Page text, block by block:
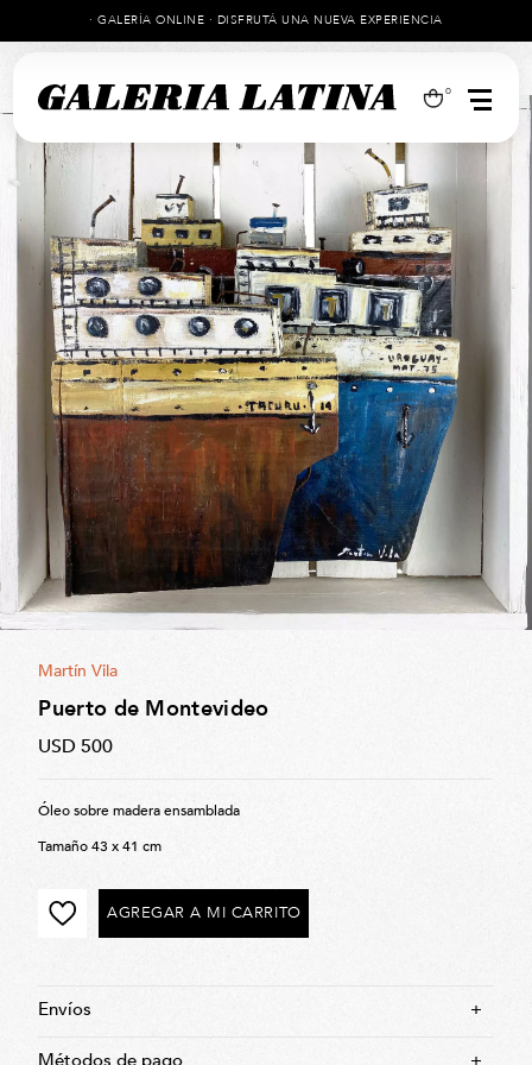
· GALERÍA ONLINE · DISFRUTÁ UNA NUEVA EXPERIENCIA
0
Martín Vila
Puerto de Montevideo
USD 500
Óleo sobre madera ensamblada
Tamaño 43 x 41 cm
AGREGAR A MI CARRITO
Envíos +
Montevideo: Envío sin costo en compras mayores a USD 200